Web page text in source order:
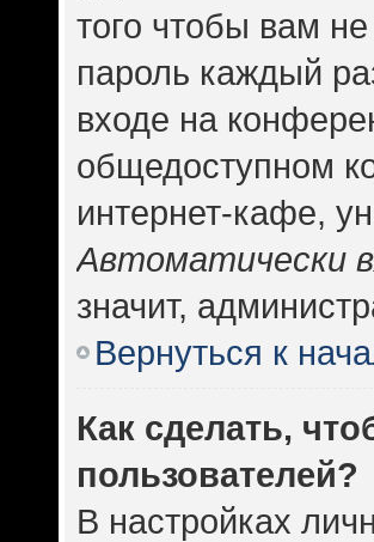
того чтобы вам
пароль каждый
входе на
общедоступном
интернет-кафе,
Автоматически
значит,
Вернуться к
Как сделать,
пользователей?
В настройках